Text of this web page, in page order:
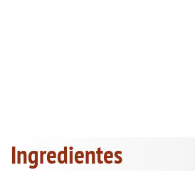
Ingredientes